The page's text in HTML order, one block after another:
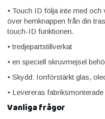
• Touch ID följa inte med
över hemknappen från din
touch-ID funktionen.
• tredjepartstillverkat
• en speciell skruvmejsel
• Skydd: Ionförstärkt glas,
• Levereras
Vanliga frågor